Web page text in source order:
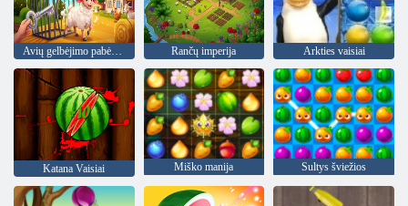
Avių gelbėjimo pabėgimas Rančų imperija Arkties vaisiai
Katana Vaisiai Miško manija Sultys šviežios